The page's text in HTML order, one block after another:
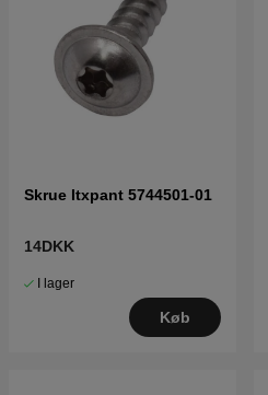
Skrue Itxpant 5744501-01
14DKK
I lager
Køb